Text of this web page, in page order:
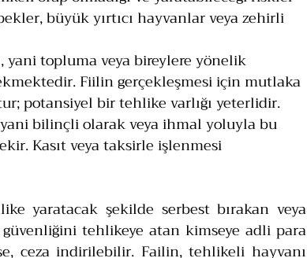
büyük yırtıcı hayvanlar veya zehirli
topluma veya bireylere yönelik
Fiilin gerçekleşmesi için mutlaka
potansiyel bir tehlike varlığı yeterlidir.
bilinçli olarak veya ihmal yoluyla bu
Kasıt veya taksirle işlenmesi
yaratacak şekilde serbest bırakan veya
güvenliğini tehlikeye atan kimseye adli para
ceza indirilebilir. Failin, tehlikeli hayvanı